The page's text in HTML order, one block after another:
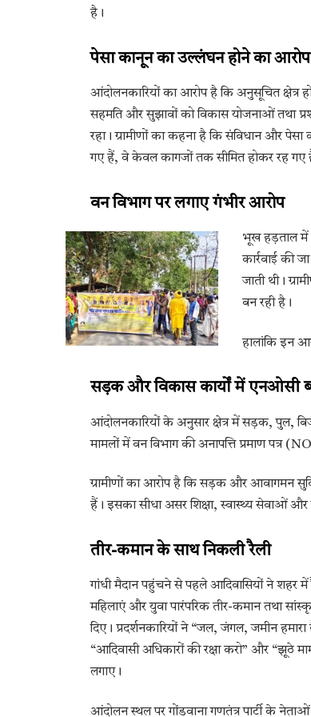
है।
पेसा कानून का उल्लंघन होने का आरोप
आंदोलनकारियों का आरोप है कि अनुसूचित क्षेत्र
सहमति और सुझावों को विकास योजनाओं तथा
रहा। ग्रामीणों का कहना है कि संविधान और पेसा
गए हैं, वे केवल कागजों तक सीमित होकर रह गए
वन विभाग पर लगाए गंभीर आरोप
भूख हड़ताल में
कार्रवाई की
जाती थी।
बन रही है।
हालांकि इन
सड़क और विकास कार्यों में एनओसी
आंदोलनकारियों के अनुसार क्षेत्र में सड़क, पुल,
मामलों में वन विभाग की अनापत्ति प्रमाण पत्र
ग्रामीणों का आरोप है कि सड़क और आवागमन
हैं। इसका सीधा असर शिक्षा, स्वास्थ्य सेवाओं और
तीर-कमान के साथ निकली रैली
गांधी मैदान पहुंचने से पहले आदिवासियों ने शहर में
महिलाएं और युवा पारंपरिक तीर-कमान तथा
दिए। प्रदर्शनकारियों ने “जल, जंगल, जमीन
“आदिवासी अधिकारों की रक्षा करो” और “झूठे
लगाए।
आंदोलन स्थल पर गोंडवाना गणतंत्र पार्टी के